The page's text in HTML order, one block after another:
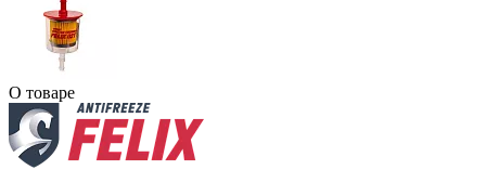
О товаре